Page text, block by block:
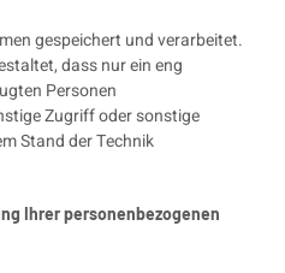
gespeichert und verarbeitet.
dass nur ein eng
Personen
Zugriff oder sonstige
Stand der Technik
Ihrer personenbezogenen